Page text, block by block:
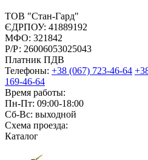
ТОВ "Стан-Гард"
ЄДРПОУ: 41889192
МФО: 321842
Р/Р: 26006053025043
Платник ПДВ
Телефоны: +38 (067) 723-46-64
169-46-64
Время работы:
Пн-Пт: 09:00-18:00
Сб-Вс: выходной
Схема проезда:
Каталог